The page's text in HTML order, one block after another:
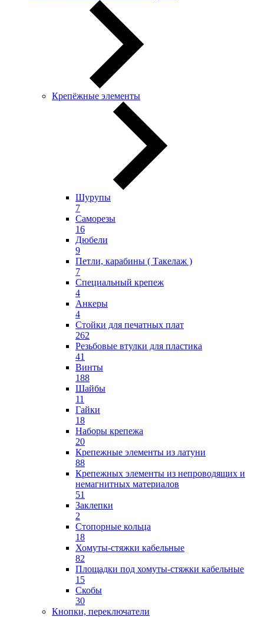
Крепёжные элементы
Шурупы
7
Саморезы
16
Дюбели
9
Петли, карабины ( Такелаж )
7
Специальный крепеж
4
Анкеры
4
Стойки для печатных плат
262
Резьбовые втулки для пластика
41
Винты
188
Шайбы
11
Гайки
18
Наборы крепежа
20
Крепежные элементы из латуни
88
Крепежных элементы из непроводящих и
немагнитных материалов
51
Заклепки
2
Стопорные кольца
18
Хомуты-стяжки кабельные
82
Площадки под хомуты-стяжки кабельные
15
Скобы
30
Кнопки, переключатели